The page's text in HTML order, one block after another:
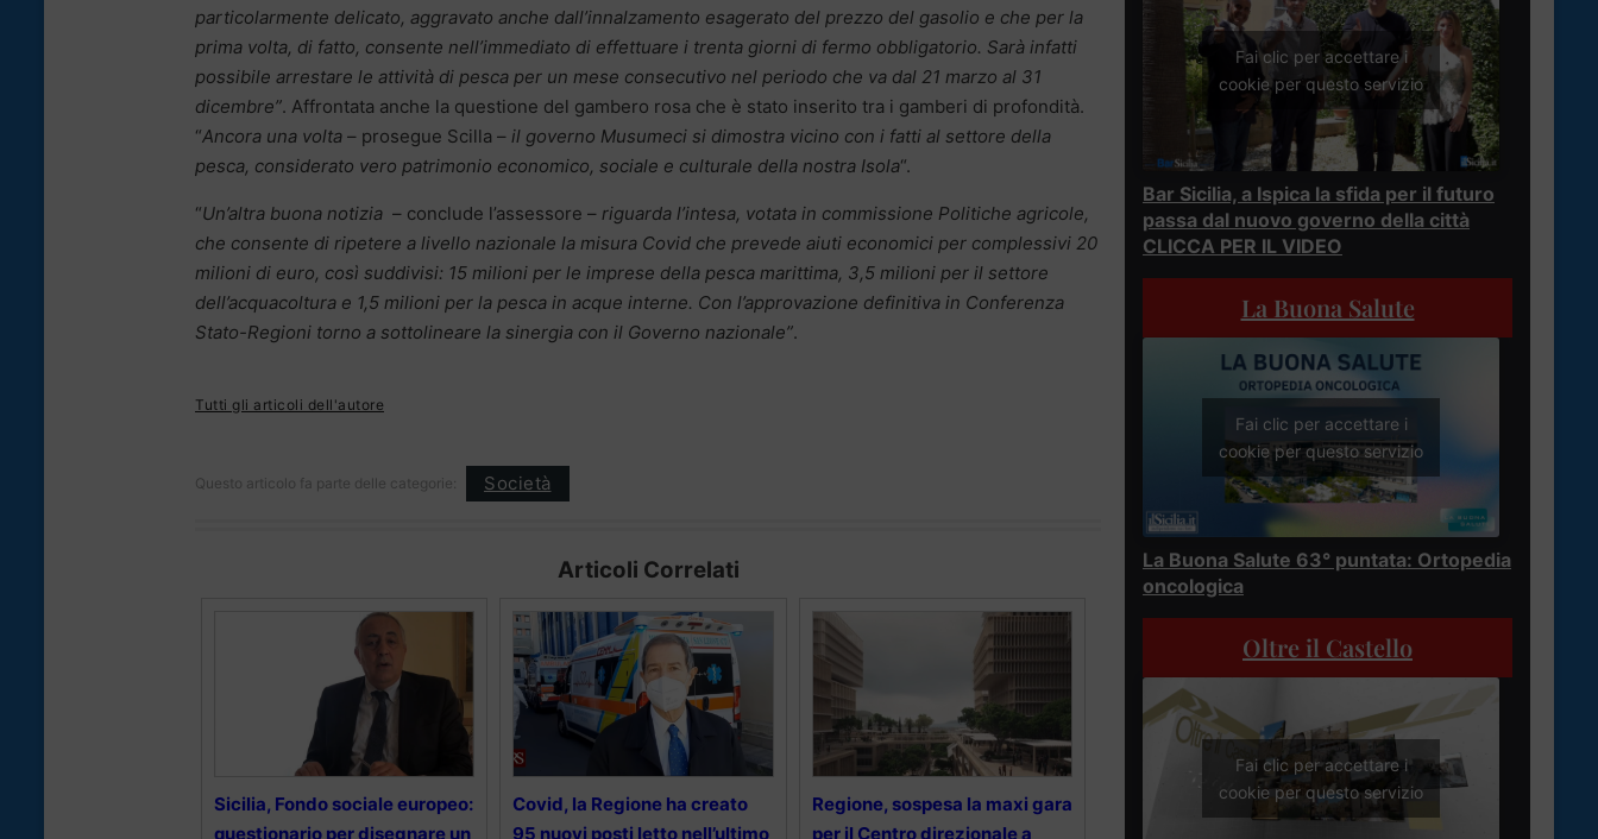
particolarmente delicato, aggravato anche dall’innalzamento esagerato del prezzo del gasolio e che per la
prima volta, di fatto, consente nell’immediato di effettuare i trenta giorni di fermo obbligatorio. Sarà infatti
possibile arrestare le attività di pesca per un mese consecutivo nel periodo che va dal 21 marzo al 31
dicembre”. Affrontata anche la questione del gambero rosa che è stato inserito tra i gamberi di profondità.
“Ancora una volta – prosegue Scilla – il governo Musumeci si dimostra vicino con i fatti al settore della
pesca, considerato vero patrimonio economico, sociale e culturale della nostra Isola“.
“Un’altra buona notizia – conclude l’assessore – riguarda l’intesa, votata in commissione Politiche agricole,
che consente di ripetere a livello nazionale la misura Covid che prevede aiuti economici per complessivi 20
milioni di euro, così suddivisi: 15 milioni per le imprese della pesca marittima, 3,5 milioni per il settore
dell’acquacoltura e 1,5 milioni per la pesca in acque interne. Con l’approvazione definitiva in Conferenza
Stato-Regioni torno a sottolineare la sinergia con il Governo nazionale”.
Tutti gli articoli dell'autore
Questo articolo fa parte delle categorie: Società
Articoli Correlati
Sicilia, Fondo sociale europeo:
questionario per disegnare un
Covid, la Regione ha creato
95 nuovi posti letto nell’ultimo
Regione, sospesa la maxi gara
per il Centro direzionale a
Fai clic per accettare i
cookie per questo servizio
Bar Sicilia, a Ispica la sfida per il futuro
passa dal nuovo governo della città
CLICCA PER IL VIDEO
La Buona Salute
Fai clic per accettare i
cookie per questo servizio
La Buona Salute 63° puntata: Ortopedia
oncologica
Oltre il Castello
Fai clic per accettare i
cookie per questo servizio